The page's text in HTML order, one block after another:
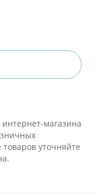
магазина
уточняйте